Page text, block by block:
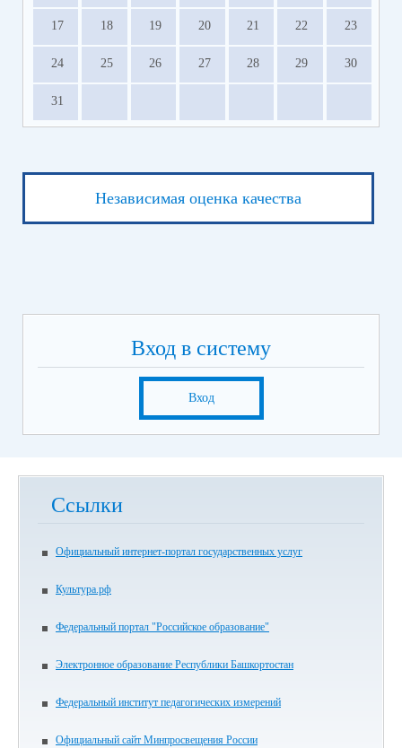
17 18 19 20 21 22 23
24 25 26 27 28 29 30
31
Независимая оценка качества
Вход в систему
Вход
Ссылки
Официальный интернет-портал государственных услуг
Культура.рф
Федеральный портал "Российское образование"
Электронное образование Республики Башкортостан
Федеральный институт педагогических измерений
Официальный сайт Минпросвещения России